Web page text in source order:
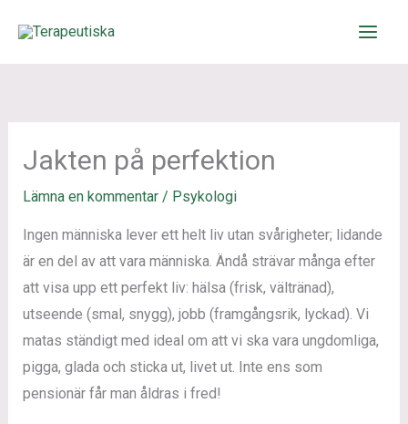
Jakten på perfektion
Lämna en kommentar / Psykologi
Ingen människa lever ett helt liv utan svårigheter; lidande
är en del av att vara människa. Ändå strävar många efter
att visa upp ett perfekt liv: hälsa (frisk, vältränad),
utseende (smal, snygg), jobb (framgångsrik, lyckad). Vi
matas ständigt med ideal om att vi ska vara ungdomliga,
pigga, glada och sticka ut, livet ut. Inte ens som
pensionär får man åldras i fred!